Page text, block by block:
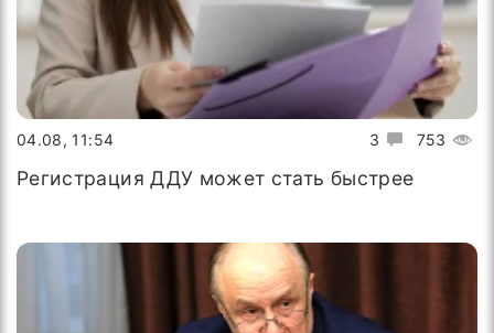
3 753
04.08, 11:54
Регистрация ДДУ может стать быстрее